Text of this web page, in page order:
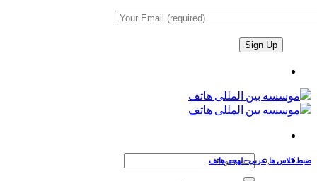
جستجو
ضبط کلاس ها ,عربی - لهجه,هاتف